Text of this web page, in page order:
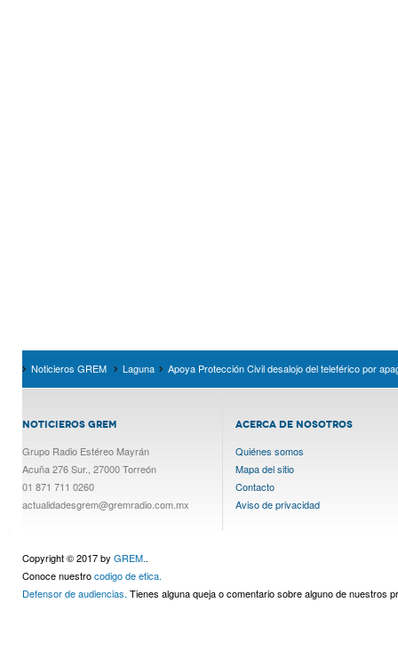
Noticieros GREM Laguna Apoya Protección Civil desalojo del teleférico por
NOTICIEROS GREM
Grupo Radio Estéreo Mayrán
Acuña 276 Sur., 27000 Torreón
01 871 711 0260
actualidadesgrem@gremradio.com.mx
ACERCA DE NOSOTROS
Quiénes somos
Mapa del sitio
Contacto
Aviso de privacidad
Copyright © 2017 by GREM..
Conoce nuestrocodigo de etica.
Defensor de audiencias. Tienes alguna queja o comentario sobre alguno de nuestros